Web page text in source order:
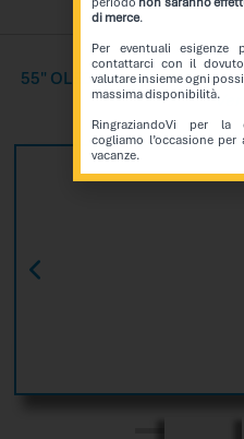
55" OLED Robot Standing
di merce.
Per eventuali esigenze
contattarci con il
valutare insieme ogni
massima disponibilità.
RingraziandoVi per la
cogliamo l’occasione
vacanze.